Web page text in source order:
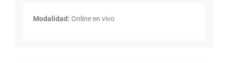
Modalidad: Online en vivo